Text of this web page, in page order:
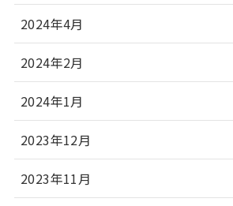
2024年4月
2024年2月
2024年1月
2023年12月
2023年11月